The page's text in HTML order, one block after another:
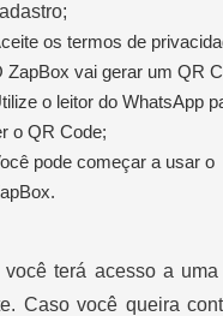
os termos de
ZapBox vai gerar um QR
o leitor do WhatsApp
o QR Code;
pode começar a usar o
você terá acesso a uma
Caso você queira